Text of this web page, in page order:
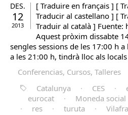
DES.
12
2013
[ Traduire en français ] [
Traducir al castellano ] [
Traduir al català ]
Aquest pròxim dissabte
sengles sessions de les 17:00 h
a les 21:00 h, tindrà lloc als locals
Conferencias, Cursos, Talleres
Catalunya
· CES ·
eurocat
· Moneda social
·
res · turuta ·